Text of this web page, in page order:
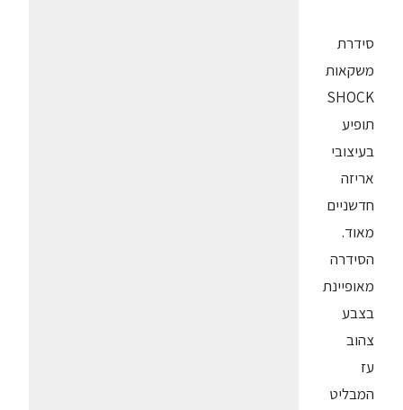
סידרת
משקאות
SHOCK
תופיע
בעיצובי
אריזה
חדשניים
מאוד.
הסידרה
מאופיינת
בצבע
צהוב
עז
המבליט